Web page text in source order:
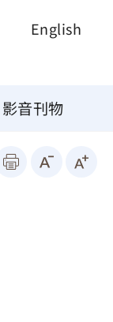
English
影音刊物